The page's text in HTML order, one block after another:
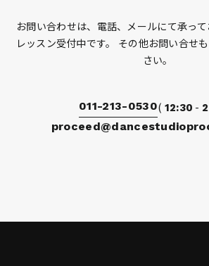
お問い合わせは、電話、メールにて承って
レッスン受付中です。
その他お問い合せ
さい。
011-213-0530( 12:30 -